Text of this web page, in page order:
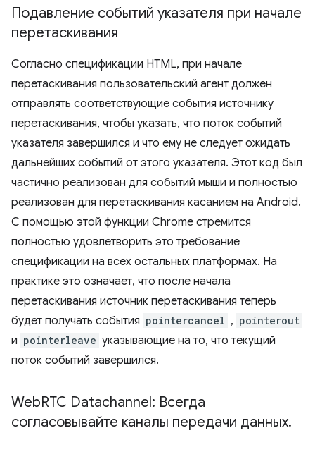
Подавление событий указателя при начале
перетаскивания
Согласно спецификации HTML, при начале
перетаскивания пользовательский агент должен
отправлять соответствующие события источнику
перетаскивания, чтобы указать, что поток событий
указателя завершился и что ему не следует ожидать
дальнейших событий от этого указателя. Этот код был
частично реализован для событий мыши и полностью
реализован для перетаскивания касанием на Android.
С помощью этой функции Chrome стремится
полностью удовлетворить это требование
спецификации на всех остальных платформах. На
практике это означает, что после начала
перетаскивания источник перетаскивания теперь
будет получать события pointercancel , pointerout
и pointerleave указывающие на то, что текущий
поток событий завершился.
WebRTC Datachannel: Всегда
согласовывайте каналы передачи данных.